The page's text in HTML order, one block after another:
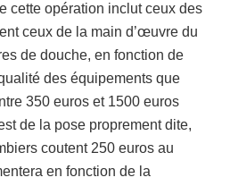
cette opération inclut ceux des
ceux de la main d’œuvre du
de douche, en fonction de
des équipements que
350 euros et 1500 euros
de la pose proprement dite,
coutent 250 euros au
en fonction de la